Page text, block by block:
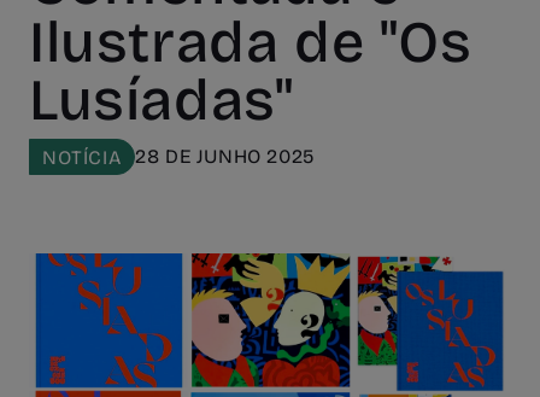
Ilustrada de "Os
Lusíadas"
NOTÍCIA 28 DE JUNHO 2025